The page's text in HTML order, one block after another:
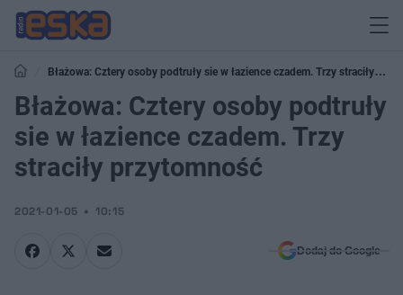
Błażowa: Cztery osoby podtruły sie w łazience czadem. Trzy straciły
przytomność
Błażowa: Cztery osoby podtruły
sie w łazience czadem. Trzy
straciły przytomność
2021-01-05 10:15
Dodaj do Google